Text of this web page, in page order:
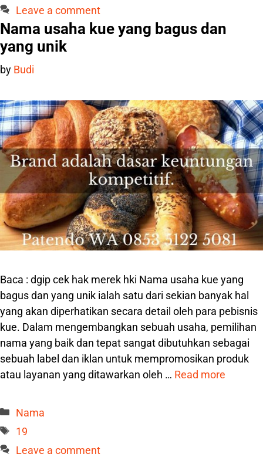
Leave a comment
Nama usaha kue yang bagus dan
yang unik
by Budi
Baca : dgip cek hak merek hki Nama usaha kue yang
bagus dan yang unik ialah satu dari sekian banyak hal
yang akan diperhatikan secara detail oleh para pebisnis
kue. Dalam mengembangkan sebuah usaha, pemilihan
nama yang baik dan tepat sangat dibutuhkan sebagai
sebuah label dan iklan untuk mempromosikan produk
atau layanan yang ditawarkan oleh … Read more
Categories
Nama
Tags
19
Leave a comment